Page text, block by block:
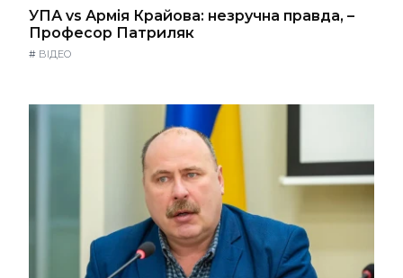
УПА vs Армія Крайова: незручна правда, –
Професор Патриляк
# ВІДЕО